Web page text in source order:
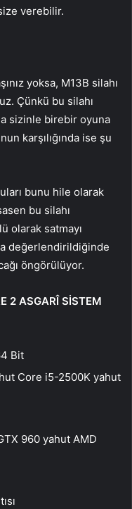
verebilir.
yoksa, M13B silahı
Çünkü bu silahı
sizinle birebir oyuna
karşılığında ise şu
bunu hile olarak
bu silahı
olarak satmayı
değerlendirildiğinde
öngörülüyor.
2 ASGARÎ SİSTEM
Bit
Core i5-2500K yahut
960 yahut AMD